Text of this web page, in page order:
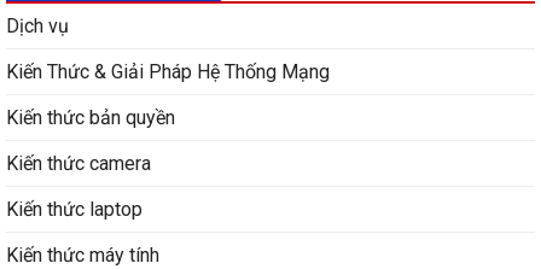
Dịch vụ
Kiến Thức & Giải Pháp Hệ Thống Mạng
Kiến thức bản quyền
Kiến thức camera
Kiến thức laptop
Kiến thức máy tính